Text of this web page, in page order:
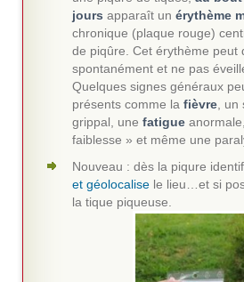
jours apparaît unérythème
chronique (plaque rouge)
de piqûre. Cet érythème peut
spontanément et ne pas
Quelques signes généraux
présents comme lafièvre ,
grippal, unefatigue
faiblesse » et même une
Nouveau : dès la piqure
et géolocalise le lieu…et si
la tique piqueuse.